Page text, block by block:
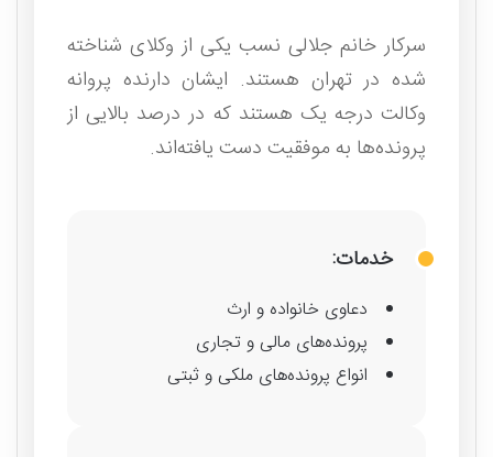
سرکار خانم جلالی نسب یکی از وکلای شناخته
شده در تهران هستند. ایشان دارنده پروانه
وکالت درجه یک هستند که در درصد بالایی از
پرونده‌ها به موفقیت دست یافته‌اند.
خدمات:
دعاوی خانواده و ارث
پرونده‌های مالی و تجاری
انواع پرونده‌های ملکی و ثبتی